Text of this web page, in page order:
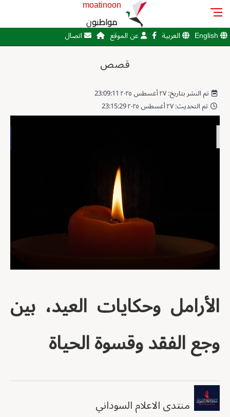
moatinoon
مواطنون
English العربية عن الموقع اتصال
قصص
تم النشر بتاريخ: ٢٧ أغسطس ٢٠٢٥ 23:09:11
تم التحديث: ٢٧ أغسطس ٢٠٢٥ 23:15:29
الأرامل وحكايات العيد، بين
وجع الفقد وقسوة الحياة
منتدى الاعلام السوداني